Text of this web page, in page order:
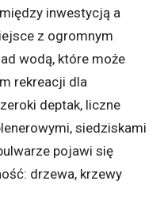
inwestycją a
z ogromnym
wodą, które może
rekreacji dla
deptak, liczne
siedziskami
pojawi się
drzewa, krzewy